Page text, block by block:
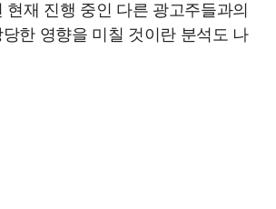
현재 진행 중인 다른 광고주들과의
한 영향을 미칠 것이란 분석도 나